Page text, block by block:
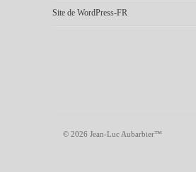
Site de WordPress-FR
© 2026 Jean-Luc Aubarbier™